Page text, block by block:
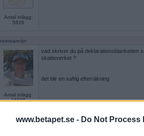
www.betapet.se - Do Not Process
Antal inlägg:
5826
remvanrijn
Antal inlägg:
16685
vad skriver du på deklarationsblanketten
skatteverket ?
det blir en saftig efterräkning